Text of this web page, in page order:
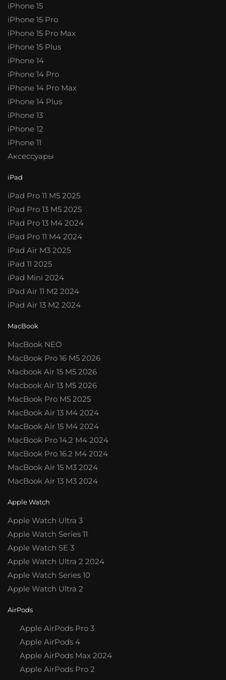
iPhone 15
iPhone 15 Pro
iPhone 15 Pro Max
iPhone 15 Plus
iPhone 14
iPhone 14 Pro
iPhone 14 Pro Max
iPhone 14 Plus
iPhone 13
iPhone 12
iPhone 11
Аксессуары
iPad
iPad Pro 11 M5 2025
iPad Pro 13 M5 2025
iPad Pro 13 M4 2024
iPad Pro 11 M4 2024
iPad Air M3 2025
iPad 11 2025
iPad Mini 2024
iPad Air 11 M2 2024
iPad Air 13 M2 2024
MacBook
MacBook NEO
MacBook Pro 16 M5 2026
Macbook Air 15 M5 2026
Macbook Air 13 M5 2026
MacBook Pro M5 2025
MacBook Air 13 M4 2024
MacBook Air 15 M4 2024
MacBook Pro 14.2 M4 2024
MacBook Pro 16.2 M4 2024
MacBook Air 15 M3 2024
MacBook Air 13 M3 2024
Apple Watch
Apple Watch Ultra 3
Apple Watch Series 11
Apple Watch SE 3
Apple Watch Ultra 2 2024
Apple Watch Series 10
Apple Watch Ultra 2
AirPods
Apple AirPods Pro 3
Apple AirPods 4
Apple AirPods Max 2024
Apple AirPods Pro 2